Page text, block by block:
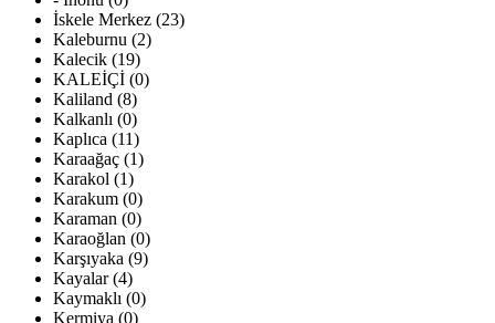
İskele Merkez (23)
Kaleburnu (2)
Kalecik (19)
KALEİÇİ (0)
Kaliland (8)
Kalkanlı (0)
Kaplıca (11)
Karaağaç (1)
Karakol (1)
Karakum (0)
Karaman (0)
Karaoğlan (0)
Karşıyaka (9)
Kayalar (4)
Kaymaklı (0)
Kermiya (0)